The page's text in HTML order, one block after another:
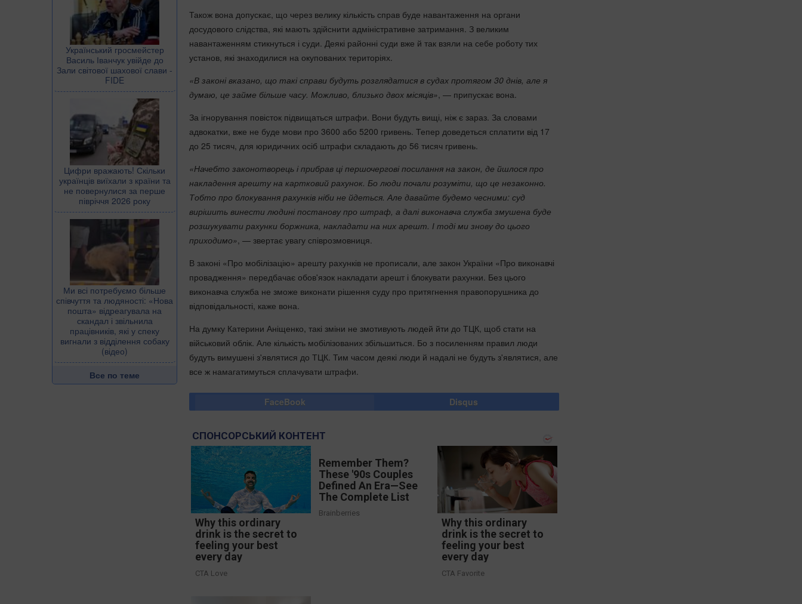
Український гросмейстер
Василь Іванчук увійде до
Зали світової шахової слави -
FIDE
Цифри вражають! Скільки
українців виїхали з країни та
не повернулися за перше
півріччя 2026 року
Ми всі потребуємо більше
співчуття та людяності: «Нова
пошта» відреагувала на
скандал і звільнила
працівників, які у спеку
вигнали з відділення собаку
(відео)
Все по теме
Також вона допускає, що через велику кількість справ буде навантаження на органи
досудового слідства, які мають здійснити адміністративне затримання. З великим
навантаженням стикнуться і суди. Деякі районні суди вже й так взяли на себе роботу тих
установ, які знаходилися на окупованих територіях.
«В законі вказано, що такі справи будуть розглядатися в судах протягом 30 днів, але я
думаю, це займе більше часу. Можливо, близько двох місяців» , — припускає вона.
За ігнорування повісток підвищаться штрафи. Вони будуть вищі, ніж є зараз. За словами
адвокатки, вже не буде мови про 3600 або 5200 гривень. Тепер доведеться сплатити від 17
до 25 тисяч, для юридичних осіб штрафи складають до 56 тисяч гривень.
«Начебто законотворець і прибрав ці першочергові посилання на закон, де йшлося про
накладення арешту на картковий рахунок. Бо люди почали розуміти, що це незаконно.
Тобто про блокування рахунків ніби не йдеться. Але давайте будемо чесними: суд
вирішить винести людині постанову про штраф, а далі виконавча служба змушена буде
розшукувати рахунки боржника, накладати на них арешт. І тоді ми знову до цього
приходимо» , — звертає увагу співрозмовниця.
В законі «Про мобілізацію» арешту рахунків не прописали, але закон України «Про виконавчі
провадження» передбачає обов'язок накладати арешт і блокувати рахунки. Без цього
виконавча служба не зможе виконати рішення суду про притягнення правопорушника до
відповідальності, каже вона.
На думку Катерини Аніщенко, такі зміни не змотивують людей йти до ТЦК, щоб стати на
військовий облік. Але кількість мобілізованих збільшиться. Бо з посиленням правил люди
будуть вимушені з'являтися до ТЦК. Тим часом деякі люди й надалі не будуть з'являтися, але
все ж намагатимуться сплачувати штрафи.
FaceBook Disqus
СПОНСОРСЬКИЙ КОНТЕНТ
Why this ordinary
drink is the secret to
feeling your best
every day
CTA Love
Remember Them?
These '90s Couples
Defined An Era—See
The Complete List
Brainberries
Why this ordinary
drink is the secret to
feeling your best
every day
CTA Favorite